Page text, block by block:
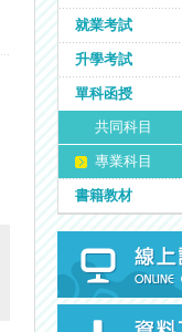
就業考試
升學考試
單科函授
共同科目
專業科目
書籍教材